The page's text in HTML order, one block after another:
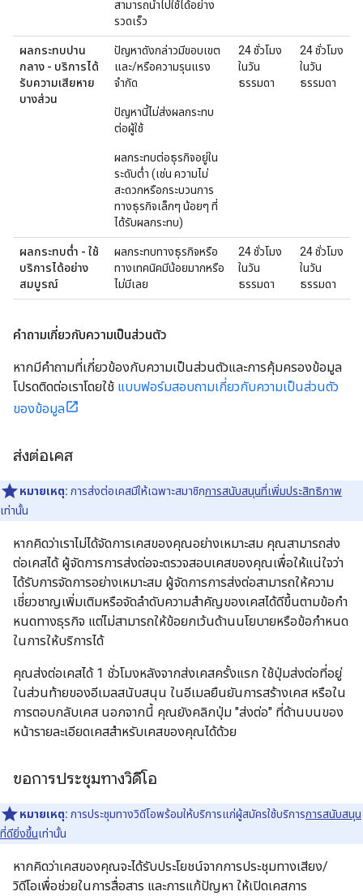
สามารถนำไปใช้ได้อย่าง
รวดเร็ว
ผลกระทบปาน
กลาง - บริการได้
รับความเสียหาย
บางส่วน
ปัญหาดังกล่าวมีขอบเขต
และ/หรือความรุนแรง
จำกัด
ปัญหานี้ไม่ส่งผลกระทบ
ต่อผู้ใช้
ผลกระทบต่อธุรกิจอยู่ใน
ระดับต่ำ (เช่น ความไม่
สะดวกหรือกระบวนการ
ทางธุรกิจเล็กๆ น้อยๆ ที่
ได้รับผลกระทบ)
24 ชั่วโมง
ในวัน
ธรรมดา
24 ชั่วโมง
ในวัน
ธรรมดา
ผลกระทบต่ำ - ใช้
บริการได้อย่าง
สมบูรณ์
ผลกระทบทางธุรกิจหรือ
ทางเทคนิคมีน้อยมากหรือ
ไม่มีเลย
24 ชั่วโมง
ในวัน
ธรรมดา
24 ชั่วโมง
ในวัน
ธรรมดา
คำถามเกี่ยวกับความเป็นส่วนตัว
หากมีคำถามที่เกี่ยวข้องกับความเป็นส่วนตัวและการคุ้มครองข้อมูล
โปรดติดต่อเราโดยใช้ แบบฟอร์มสอบถามเกี่ยวกับความเป็นส่วนตัว
ของข้อมูล
ส่งต่อเคส
หมายเหตุ: การส่งต่อเคสมีให้เฉพาะสมาชิกการสนับสนุนที่เพิ่มประสิทธิภาพ
เท่านั้น
หากคิดว่าเราไม่ได้จัดการเคสของคุณอย่างเหมาะสม คุณสามารถส่ง
ต่อเคสได้ ผู้จัดการการส่งต่อจะตรวจสอบเคสของคุณเพื่อให้แน่ใจว่า
ได้รับการจัดการอย่างเหมาะสม ผู้จัดการการส่งต่อสามารถให้ความ
เชี่ยวชาญเพิ่มเติมหรือจัดลําดับความสําคัญของเคสได้ดีขึ้นตามข้อกํา
หนดทางธุรกิจ แต่ไม่สามารถให้ข้อยกเว้นด้านนโยบายหรือข้อกําหนด
ในการให้บริการได้
คุณส่งต่อเคสได้ 1 ชั่วโมงหลังจากส่งเคสครั้งแรก ใช้ปุ่มส่งต่อที่อยู่
ในส่วนท้ายของอีเมลสนับสนุน ในอีเมลยืนยันการสร้างเคส หรือใน
การตอบกลับเคส นอกจากนี้ คุณยังคลิกปุ่ม "ส่งต่อ" ที่ด้านบนของ
หน้ารายละเอียดเคสสำหรับเคสของคุณได้ด้วย
ขอการประชุมทางวิดีโอ
หมายเหตุ: การประชุมทางวิดีโอพร้อมให้บริการแก่ผู้สมัครใช้บริการการสนับสนุน
ที่ดียิ่งขึ้นเท่านั้น
หากคิดว่าเคสของคุณจะได้รับประโยชน์จากการประชุมทางเสียง/
วิดีโอเพื่อช่วยในการสื่อสาร และการแก้ปัญหา ให้เปิดเคสการ